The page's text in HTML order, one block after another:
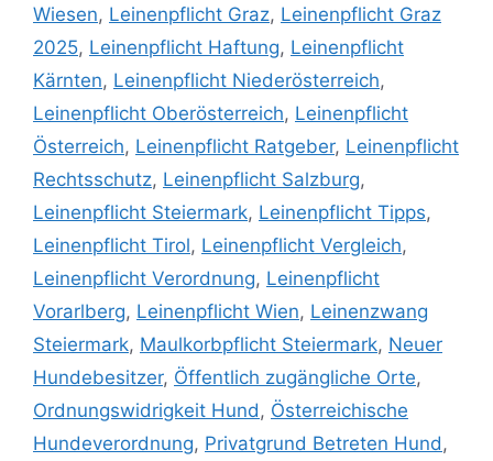
Wiesen, Leinenpflicht Graz, Leinenpflicht Graz
2025, Leinenpflicht Haftung, Leinenpflicht
Kärnten, Leinenpflicht Niederösterreich,
Leinenpflicht Oberösterreich, Leinenpflicht
Österreich, Leinenpflicht Ratgeber, Leinenpflicht
Rechtsschutz, Leinenpflicht Salzburg,
Leinenpflicht Steiermark, Leinenpflicht Tipps,
Leinenpflicht Tirol, Leinenpflicht Vergleich,
Leinenpflicht Verordnung, Leinenpflicht
Vorarlberg, Leinenpflicht Wien, Leinenzwang
Steiermark, Maulkorbpflicht Steiermark, Neuer
Hundebesitzer, Öffentlich zugängliche Orte,
Ordnungswidrigkeit Hund, Österreichische
Hundeverordnung, Privatgrund Betreten Hund,